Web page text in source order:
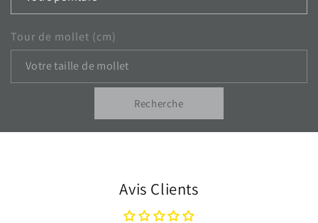
Tour de mollet (cm)
Recherche
Avis Clients